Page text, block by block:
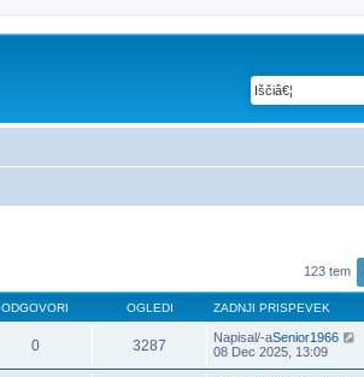
123 tem
ODGOVORI OGLEDI ZADNJI PRISPEVEK
0 3287 Napisal/-aSenior1966
08 Dec 2025, 13:09